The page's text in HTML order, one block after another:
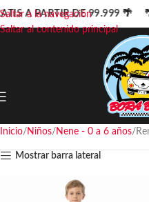
Saltar a la navegación
Saltar al contenido principal
Inicio Niños Nene - 0 a 6 años
Mostrar barra lateral
A PARTIR DE 99.999 🌴